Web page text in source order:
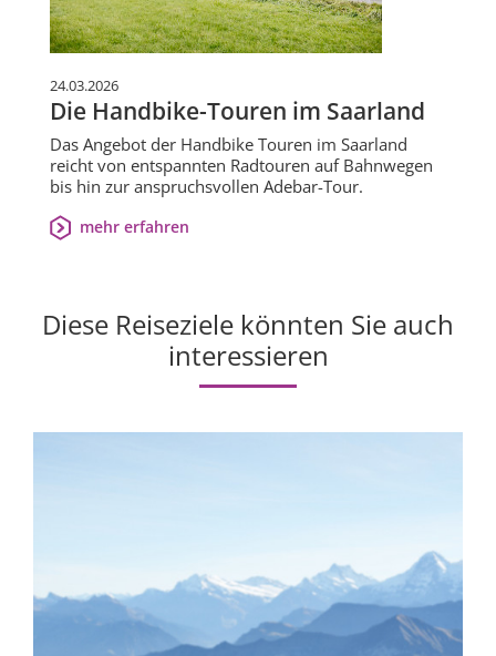
24.03.2026
Die Handbike-Touren im Saarland
Das Angebot der Handbike Touren im Saarland
reicht von entspannten Radtouren auf Bahnwegen
bis hin zur anspruchsvollen Adebar-Tour.
mehr erfahren
Diese Reiseziele könnten Sie auch
interessieren